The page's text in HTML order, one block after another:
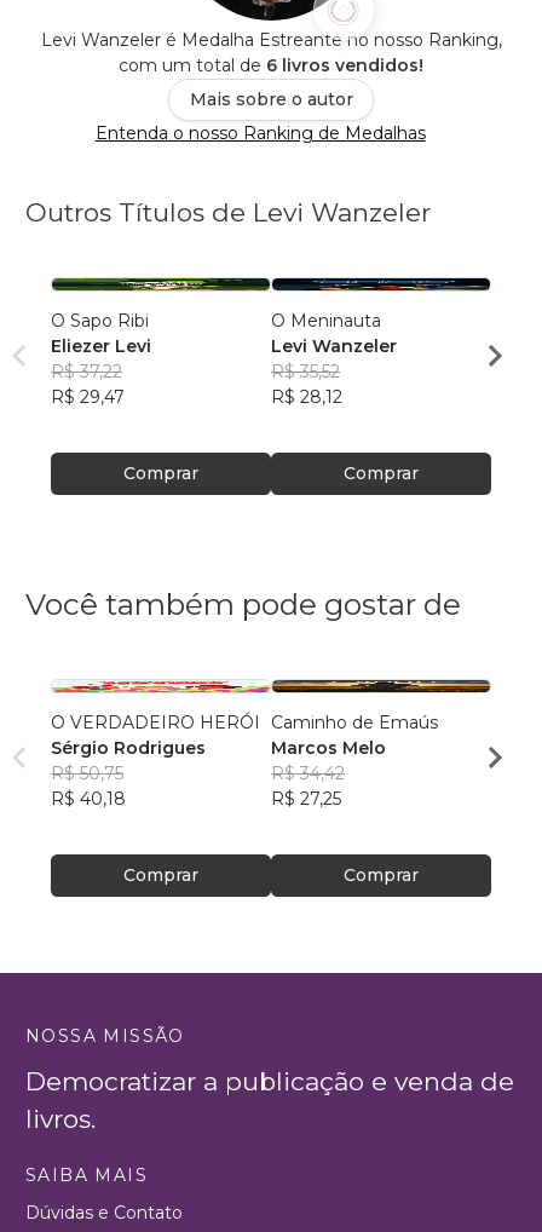
Levi Wanzeler é Medalha Estreante no nosso Ranking,
com um total de 6 livros vendidos!
Mais sobre o autor
Entenda o nosso Ranking de Medalhas
Outros Títulos de Levi Wanzeler
O Sapo Ribi
Eliezer Levi
R$ 37,22
R$ 29,47
Comprar
O Meninauta
Levi Wanzeler
R$ 35,52
R$ 28,12
Comprar
Levi
R$
Você também pode gostar de
O VERDADEIRO HERÓI
Sérgio Rodrigues
R$ 50,75
R$ 40,18
Comprar
Caminho de Emaús
Marcos Melo
R$ 34,42
R$ 27,25
Comprar
da
NOSSA MISSÃO
Democratizar a publicação e venda de
livros.
SAIBA MAIS
Dúvidas e Contato